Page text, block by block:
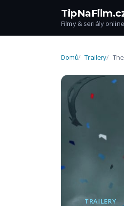
Filmy & seriály online
Domů Trailery
TRAILERY